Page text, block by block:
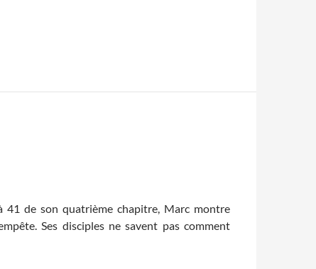
41 de son quatrième chapitre, Marc montre
Ses disciples ne savent pas comment